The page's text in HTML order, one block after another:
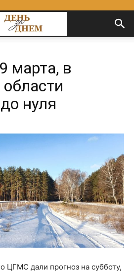
марта, в
нуля
ЦГМС дали прогноз на субботу,